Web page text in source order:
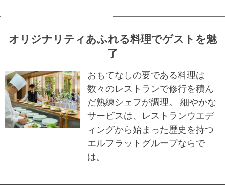
オリジナリティあふれる料理でゲストを魅
了
おもてなしの要である料理は
数々のレストランで修行を積ん
だ熟練シェフが調理。 細やかな
サービスは、レストランウエデ
ィングから始まった歴史を持つ
エルフラットグループならで
は。